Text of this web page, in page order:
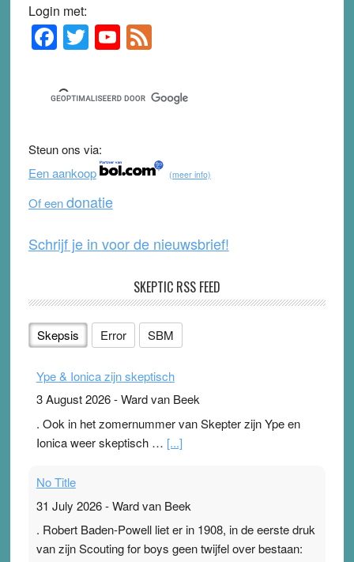
Login met:
Primary
Sidebar
F
a
c
e
b
o
o
k
T
wi
tt
er
Y
o
u
T
b
e
F
e
d
Steun ons via:
Een aankoop
(meer info)
Of eendonatie
Schrijf je in voor de nieuwsbrief!
SKEPTIC RSS FEED
Skepsis Error SBM
Ype & Ionica zijn skeptisch
3 August 2026-Ward van Beek
. Ook in het zomernummer van Skepter zijn Ype en
Ionica weer skeptisch … [...]
No Title
31 July 2026-Ward van Beek
. Robert Baden-Powell liet er in 1908, in de eerste druk
van zijn Scouting for boys geen twijfel over bestaan: